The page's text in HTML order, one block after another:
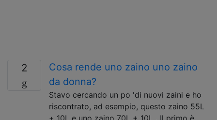
2
Cosa rende uno zaino uno zaino
da donna?
Stavo cercando un po 'di nuovi zaini e ho
riscontrato, ad esempio, questo zaino 55L
+ 10L e uno zaino 70L + 10L . Il primo è